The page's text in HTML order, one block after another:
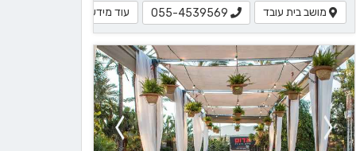
מושב בית עובד
055-4539569 עוד מידע